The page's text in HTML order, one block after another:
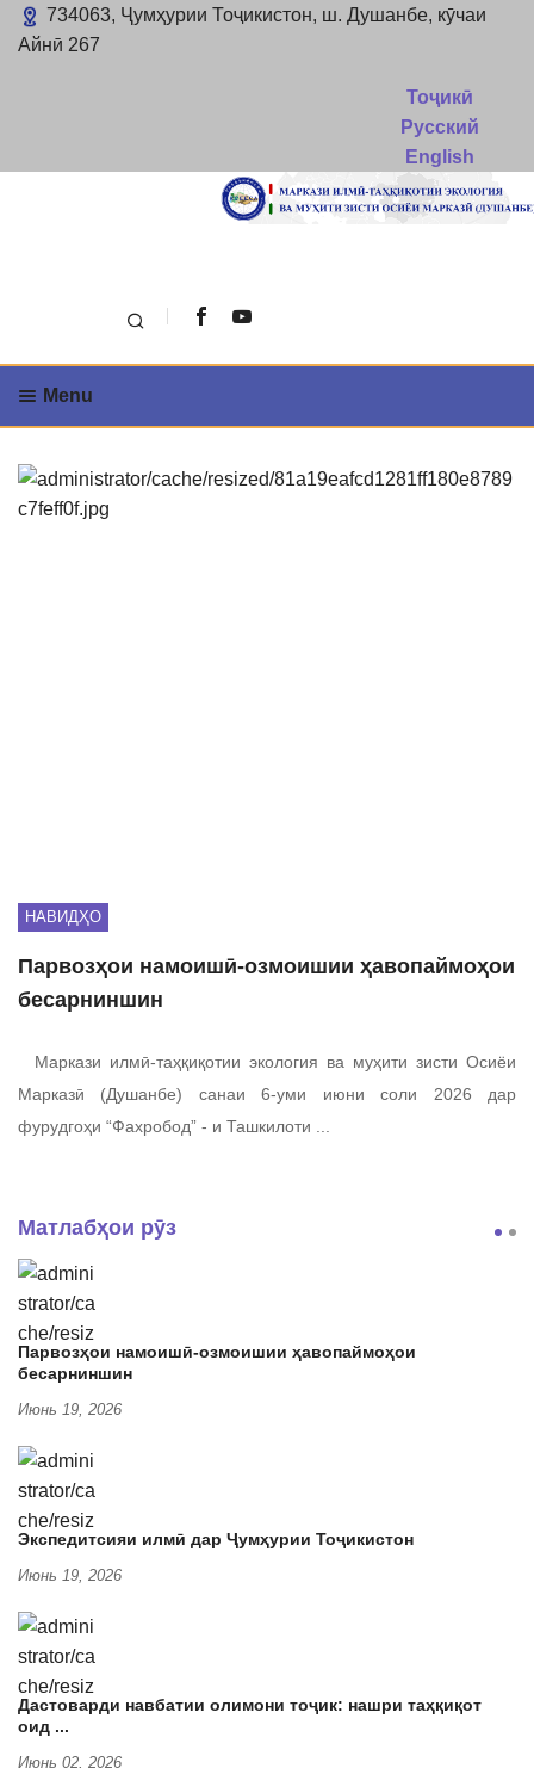
734063, Ҷумҳурии Тоҷикистон, ш. Душанбе, кӯчаи
Айнӣ 267
Тоҷикӣ
Русский
English
Поиск
Menu
НАВИДҲО
Парвозҳои намоишӣ-озмоишии ҳавопаймоҳои
бесарниншин
Маркази илмӣ-таҳқиқотии экология ва муҳити зисти Осиёи
Марказӣ (Душанбе) санаи 6-уми июни соли 2026 дар
фурудгоҳи “Фахробод” - и Ташкилоти ...
Матлабҳои рӯз
Парвозҳои намоишӣ-озмоишии ҳавопаймоҳои
бесарниншин
Июнь 19, 2026
Экспедитсияи илмӣ дар Ҷумҳурии Тоҷикистон
Июнь 19, 2026
Дастоварди навбатии олимони тоҷик: нашри таҳқиқот
оид ...
Июнь 02, 2026